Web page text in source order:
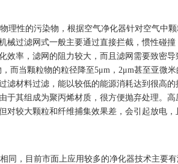
性的污染物，根据空气净化器针对空气中
过滤网式一般主要通过直接拦截，惯性碰撞
效率，滤网的阻力较大，而且滤网需要致密
而当颗粒物的粒径降至5μm，2μm甚至亚微
滤材料过滤，能以较低的能源消耗达到很高
于其组成为聚丙烯材质，很方便抛弃处理。
对较大颗粒和纤维捕集效果差，会引起放电
，目前市面上应用较多的净化器技术主要